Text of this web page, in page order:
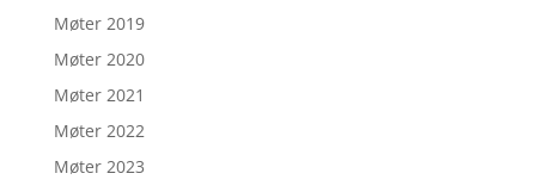
Møter 2019
Møter 2020
Møter 2021
Møter 2022
Møter 2023